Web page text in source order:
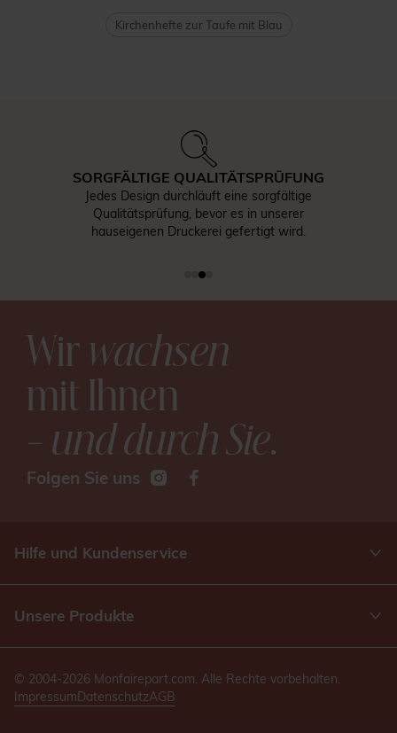
Kirchenhefte zur Taufe mit Blau
SORGFÄLTIGE QUALITÄTSPRÜFUNG
Jedes Design durchläuft eine sorgfältige
Qualitätsprüfung, bevor es in unserer
hauseigenen Druckerei gefertigt wird.
Wirwachsen
mit Ihnen
– und durch Sie.
Folgen Sie uns
Hilfe und Kundenservice
Unsere Produkte
© 2004-2026 Monfairepart.com. Alle Rechte vorbehalten.
ImpressumDatenschutzAGB